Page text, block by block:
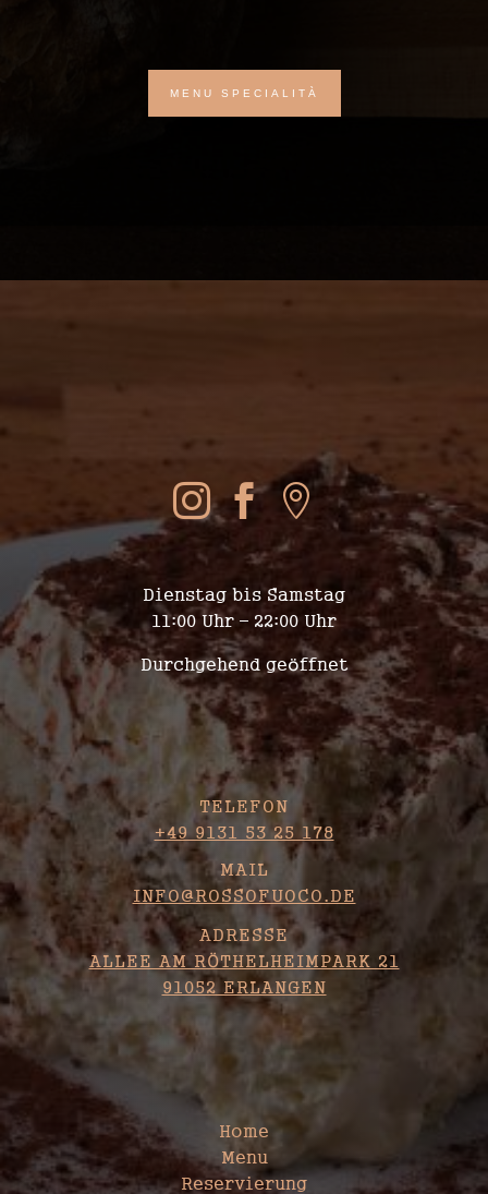
MENU SPECIALITÀ
  
WIR SIND FÜR EUCH DA
Dienstag bis Samstag
11:00 Uhr – 22:00 Uhr
Durchgehend geöffnet
KONTAKT
TELEFON
+49 9131 53 25 178
MAIL
INFO@ROSSOFUOCO.DE
ADRESSE
ALLEE AM RÖTHELHEIMPARK 21
91052 ERLANGEN
SITEMAP
Home
Menu
Reservierung